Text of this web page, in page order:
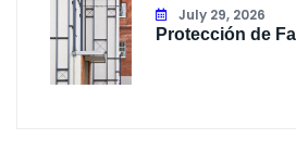
July 29, 2026
Protección de